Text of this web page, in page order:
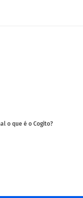
o que é o Cogito?